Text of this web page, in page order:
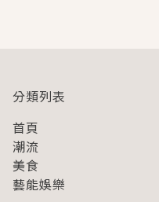
分類列表
首頁
潮流
美食
藝能娛樂